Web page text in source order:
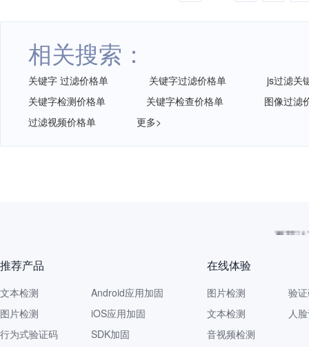
相关搜索：
关键字 过滤价格单 关键字过滤价格单
js过滤关
关键字检测价格单
关键字检查价格单
图像过滤
过滤视频价格单
更多>
再获
推荐产品
文本检测
图片检测
行为式验证码
Android应用加固
iOS应用加固
SDK加固
在线体验
图片检测
文本检测
音视频检测
验
人